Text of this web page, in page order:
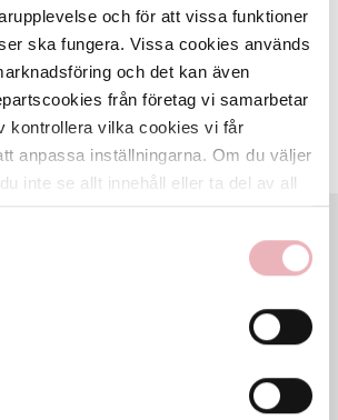
och för att vissa funktioner
ska fungera. Vissa cookies används
och det kan även
från företag vi samarbetar
kontrollera vilka cookies vi får
anpassa inställningarna. Om du väljer
inte se allt innehåll eller ta del av all
webbplats.